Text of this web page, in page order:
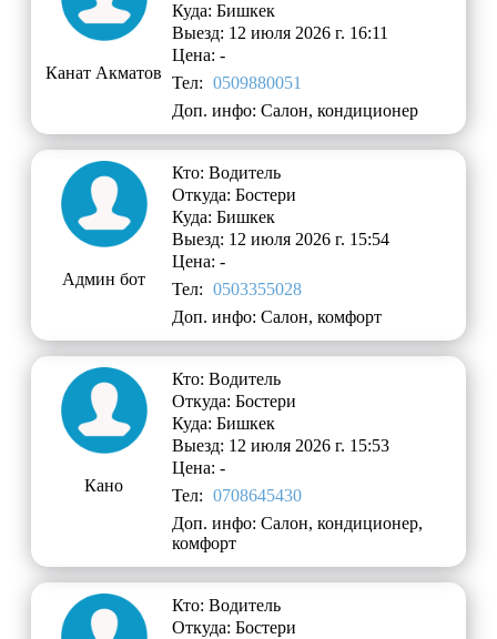
Канат Акматов
Куда: Бишкек
Выезд: 12 июля 2026 г. 16:11
Цена: -
Тел: 0509880051
Доп. инфо: Салон, кондиционер
Админ бот
Кто: Водитель
Откуда: Бостери
Куда: Бишкек
Выезд: 12 июля 2026 г. 15:54
Цена: -
Тел: 0503355028
Доп. инфо: Салон, комфорт
Кано
Кто: Водитель
Откуда: Бостери
Куда: Бишкек
Выезд: 12 июля 2026 г. 15:53
Цена: -
Тел: 0708645430
Доп. инфо: Салон, кондиционер,
комфорт
Кто: Водитель
Откуда: Бостери